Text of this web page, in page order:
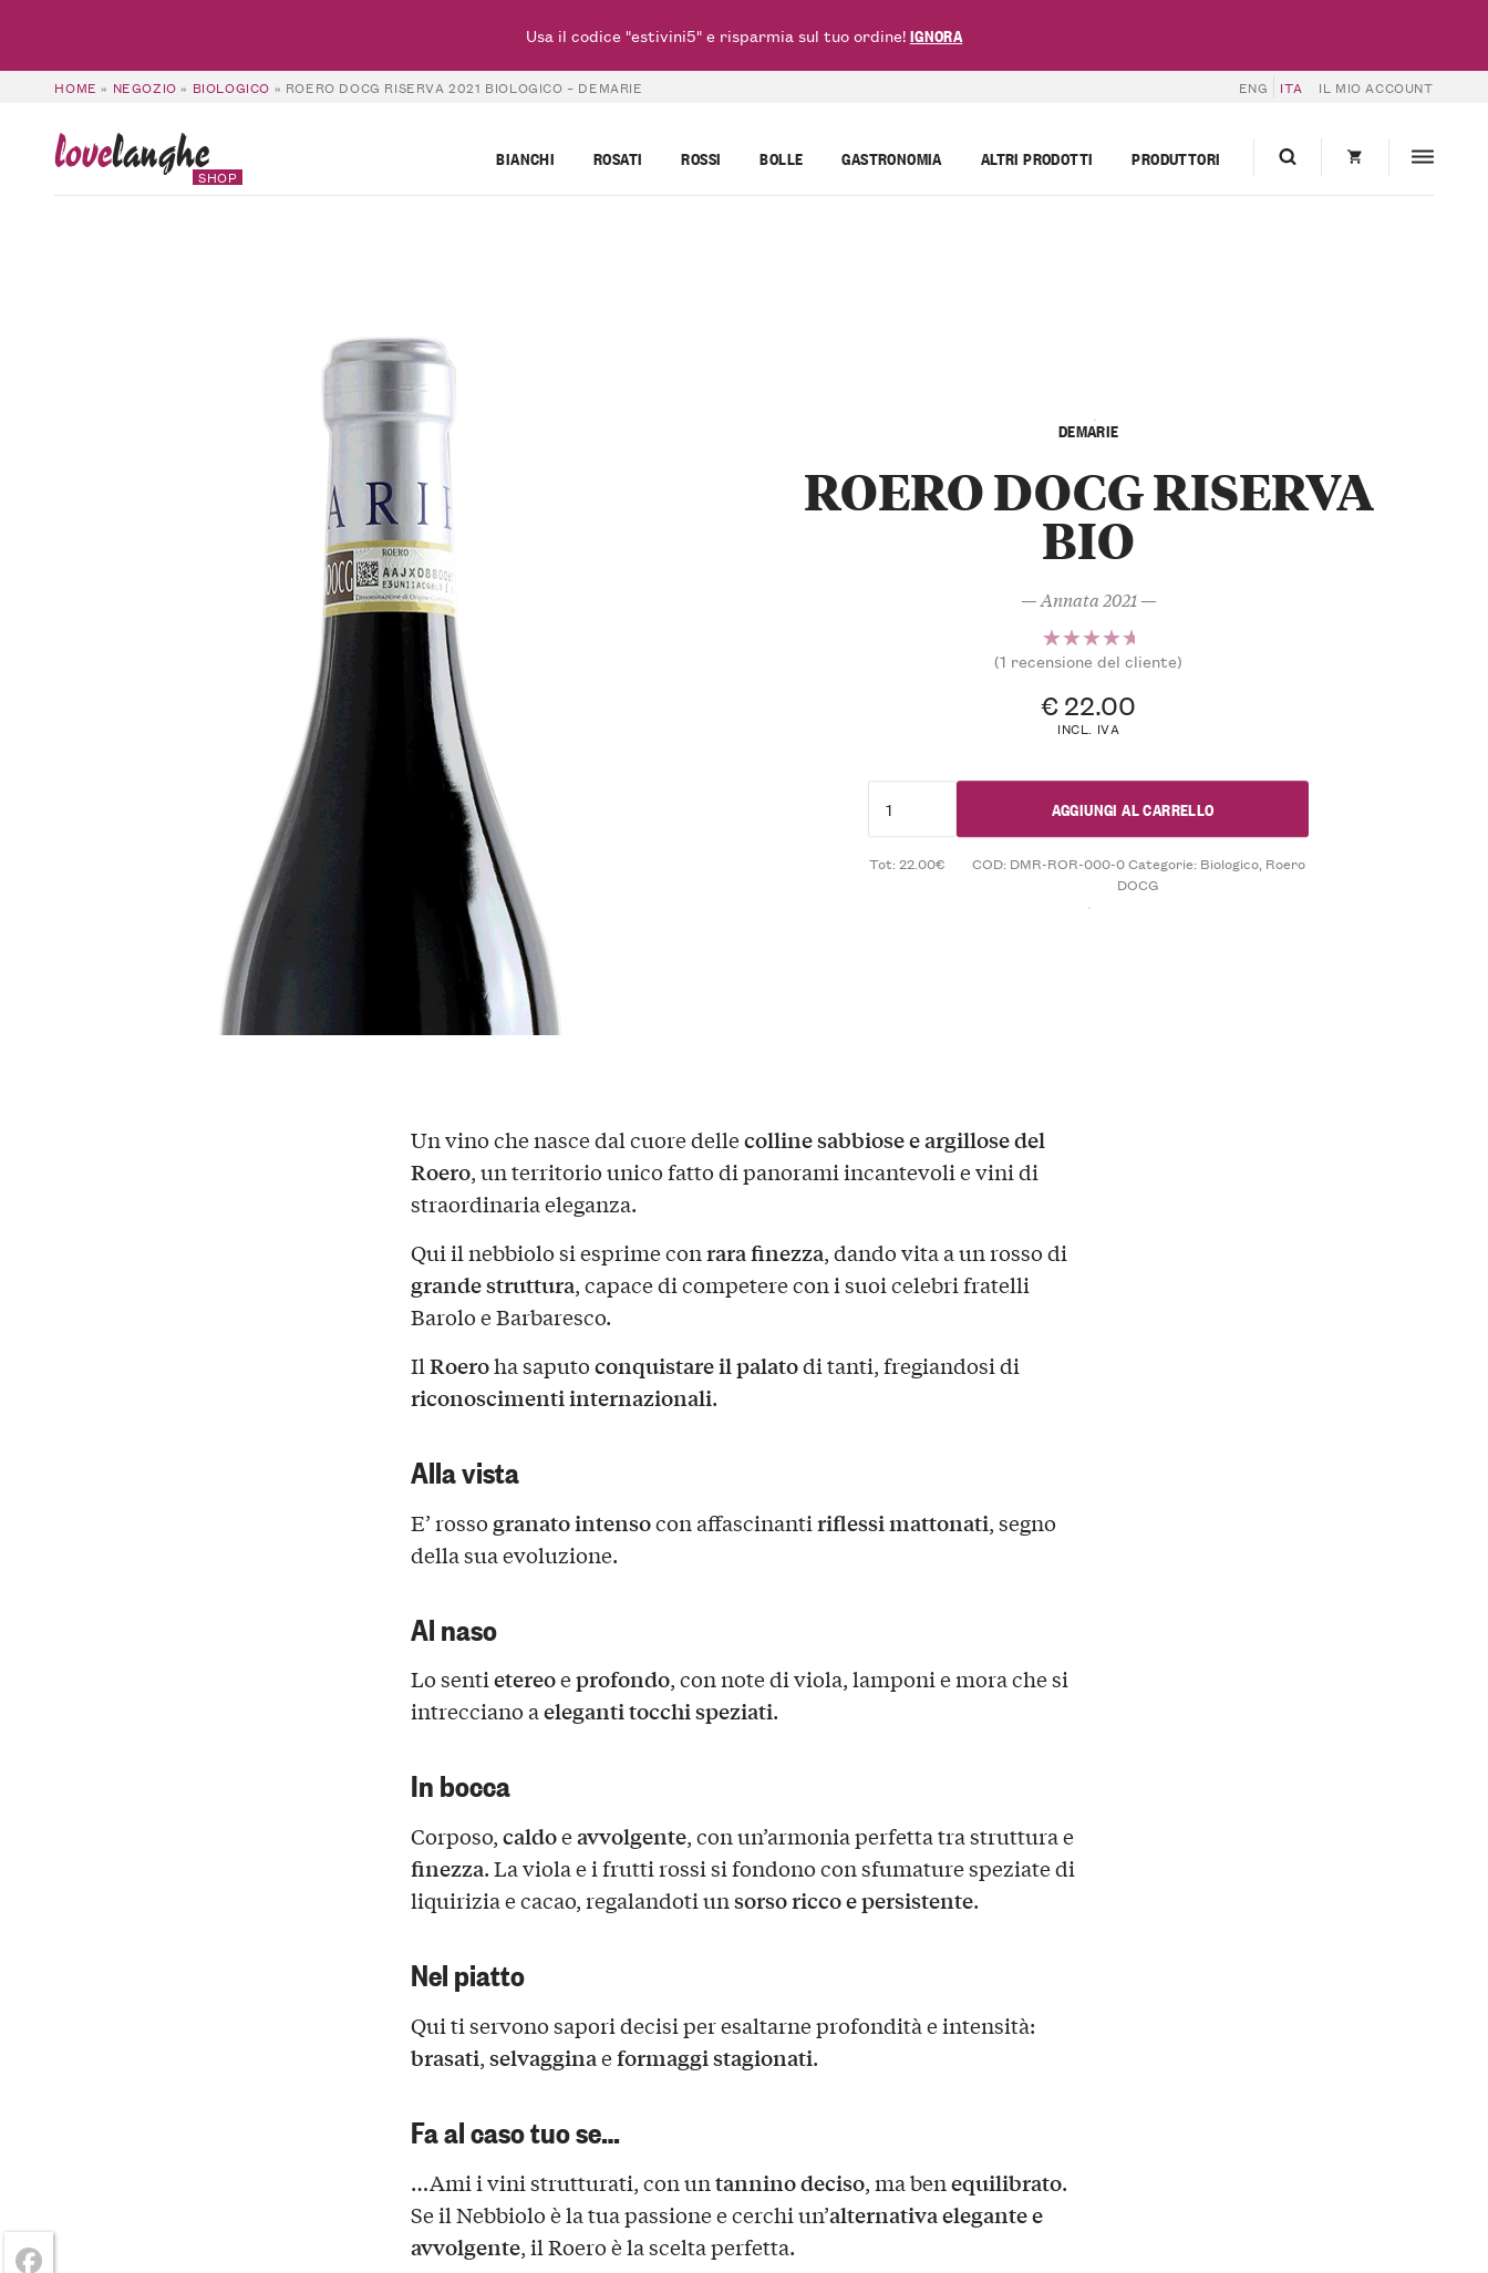
HOME » NEGOZIO » BIOLOGICO » ROERO DOCG RISERVA 2021 BIOLOGICO – DEMARIE ENG ITA IL MIO ACCOUNT
lovelanghe
SHOP
BIANCHI ROSATI ROSSI BOLLE GASTRONOMIA ALTRI PRODOTTI PRODUTTORI
DEMARIE
ROERO DOCG RISERVA
BIO
— Annata 2021 —
Valutato
5.00su 5
su base
di
1
(1 recensione del cliente)
€22.00
INCL. IVA
AGGIUNGI AL CARRELLO
Tot: 22.00€ COD: DMR-ROR-000-0Categorie: Biologico, Roero
DOCG
Un vino che nasce dal cuore dellecolline sabbiose e argillose del
Roero, un territorio unico fatto di panorami incantevoli e vini di
straordinaria eleganza.
Qui il nebbiolo si esprime conrara finezza, dando vita a un rosso di
grande struttura, capace di competere con i suoi celebri fratelli
Barolo e Barbaresco.
IlRoeroha saputoconquistare il palatodi tanti, fregiandosi di
riconoscimenti internazionali.
Alla vista
E’ rosso granato intensocon affascinantiriflessi mattonati, segno
della sua evoluzione.
Al naso
Lo sentietereoeprofondo, con note di viola, lamponi e mora che si
intrecciano aeleganti tocchi speziati.
In bocca
Corposo,caldoeavvolgente, con un’armonia perfetta tra struttura e
finezza. La viola e i frutti rossi si fondono con sfumature speziate di
liquirizia e cacao, regalandoti unsorso ricco e persistente.
Nel piatto
Qui ti servono sapori decisi per esaltarne profondità e intensità:
brasati,selvagginaeformaggi stagionati.
Fa al caso tuo se…
…Ami i vini strutturati, con untannino deciso, ma benequilibrato.
Se il Nebbiolo è la tua passione e cerchi un’alternativa elegante e
avvolgente, il Roero è la scelta perfetta.
Usa il codice "estivini5" e risparmia sul tuo ordine!IGNORA